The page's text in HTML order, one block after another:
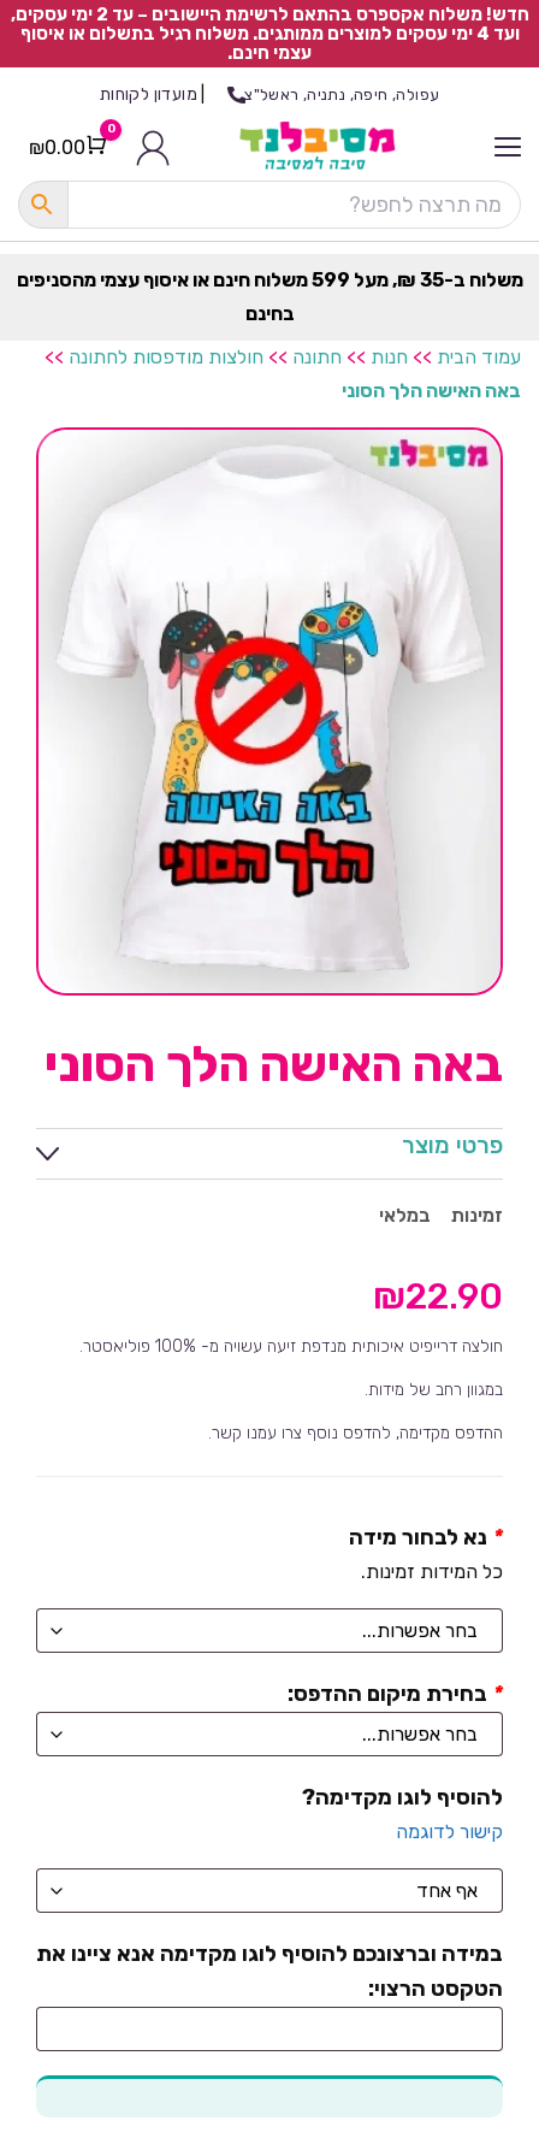
חדש! משלוח אקספרס בהתאם לרשימת היישובים – עד 2 ימי עסקים,
ועד 4 ימי עסקים למוצרים ממותגים. משלוח רגיל בתשלום או איסוף
עצמי חינם.
עפולה, חיפה, נתניה, ראשל"צ מועדון לקוחות
Cart
0
₪0.00
משלוח ב-35 ₪, מעל 599 משלוח חינם או איסוף עצמי מהסניפים
בחינם
עמוד הבית >> חנות >> חתונה >> חולצות מודפסות לחתונה >>
באה האישה הלך הסוני
באה האישה הלך הסוני
פרטי מוצר
זמינות במלאי
₪22.90
חולצה דרייפיט איכותית מנדפת זיעה עשויה מ- 100% פוליאסטר.
במגוון רחב של מידות.
ההדפס מקדימה, להדפס נוסף צרו עמנו קשר.
נא לבחור מידה *
כל המידות זמינות.
בחירת מיקום ההדפס: *
להוסיף לוגו מקדימה?
קישור לדוגמה
במידה וברצונכם להוסיף לוגו מקדימה אנא ציינו את
הטקסט הרצוי: